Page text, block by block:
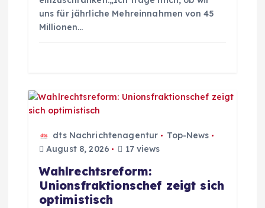
uns für jährliche Mehreinnahmen von 45
Millionen…
dts Nachrichtenagentur
Top-News
August 8, 2026
17 views
Wahlrechtsreform:
Unionsfraktionschef zeigt sich
optimistisch